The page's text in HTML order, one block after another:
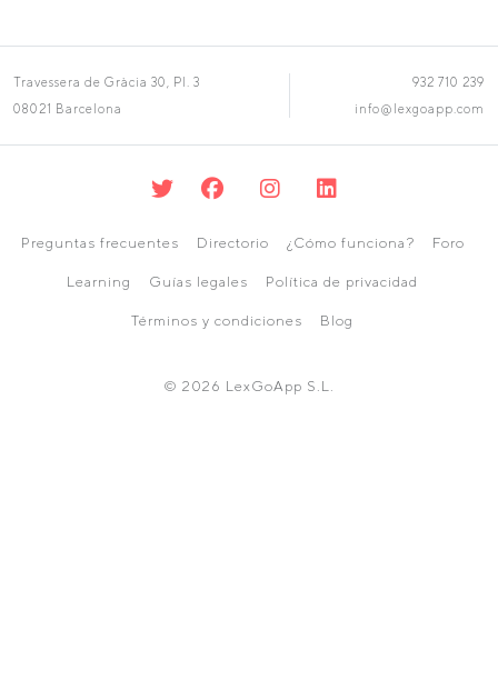
Travessera de Gràcia 30, Pl. 3
08021 Barcelona
932 710 239
info@lexgoapp.com
Preguntas frecuentes Directorio ¿Cómo funciona? Foro
Learning Guías legales Política de privacidad
Términos y condiciones Blog
© 2026 LexGoApp S.L.